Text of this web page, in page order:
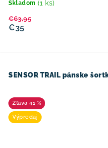
Skladom (1 ks)
€35
€63,95
SENSOR TRAIL pánske
41 %
Výpredaj